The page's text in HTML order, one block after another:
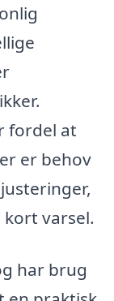
fordel at
er behov
varsel.
har brug